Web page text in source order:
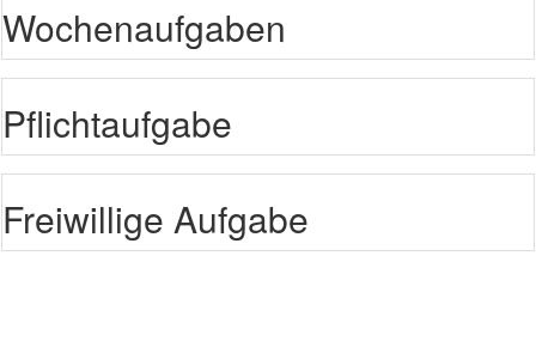
Wochenaufgaben
Pflichtaufgabe
Freiwillige Aufgabe